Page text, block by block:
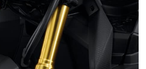
Shock Absorber